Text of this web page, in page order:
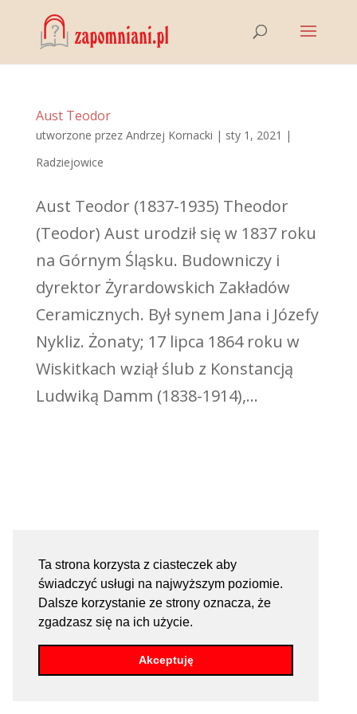
Ta strona korzysta z ciasteczek aby
świadczyć usługi na najwyższym poziomie.
Dalsze korzystanie ze strony oznacza, że
zgadzasz się na ich użycie.
Akceptuję
Aust Teodor
utworzone przez Andrzej Kornacki | sty 1, 2021 |
Radziejowice
Aust Teodor (1837-1935) Theodor
(Teodor) Aust urodził się w 1837 roku
na Górnym Śląsku. Budowniczy i
dyrektor Żyrardowskich Zakładów
Ceramicznych. Był synem Jana i Józefy
Nykliz. Żonaty; 17 lipca 1864 roku w
Wiskitkach wziął ślub z Konstancją
Ludwiką Damm (1838-1914),...